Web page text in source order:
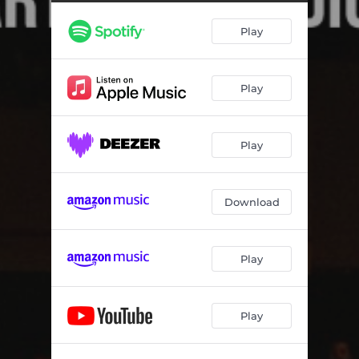
La Vanitosa (En Directe) 05:58
MiX2x4ENC (Intro: La Santa Espina amb Cobla) [En Directe] 04:18
Alopècia (En Directe) 02:59
Jota perifèrica (En Directe) 03:30
Pasdoble dels Turistes (En Directe) 04:23
La gralla zurnaire (En Directe) 03:47
Lo Pardal (feat. El Pony Pisador) [En Directe] 04:07
Play
Play
Play
Download
Play
Play